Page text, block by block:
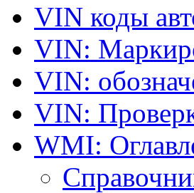
VIN коды
VIN:
VIN:
VIN:
WMI: